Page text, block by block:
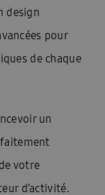
design
pour
de chaque
un
votre
d’activité.